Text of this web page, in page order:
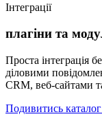
Інтеграції
плагіни та
Проста інтеграція
діловими
CRM, веб-сайтами
Подивитись каталог